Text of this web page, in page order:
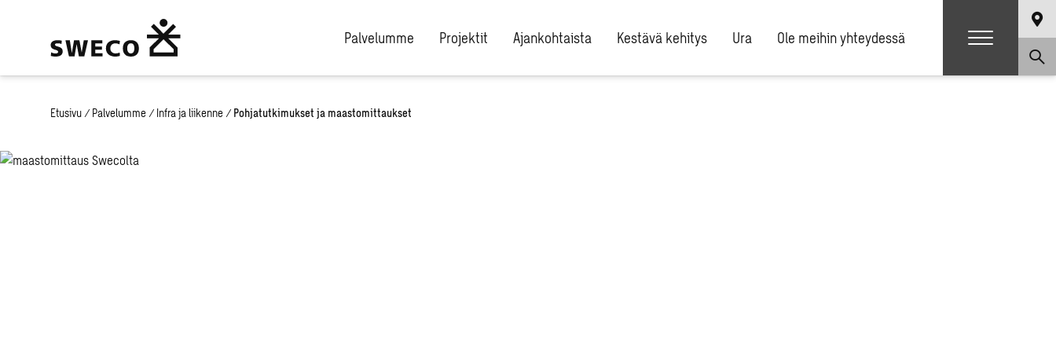
Palvelumme Projektit Ajankohtaista Kestävä kehitys Ura Ole meihin yhteydessä
Etusivu / Palvelumme / Infra ja liikenne / Pohjatutkimukset ja maastomittaukset